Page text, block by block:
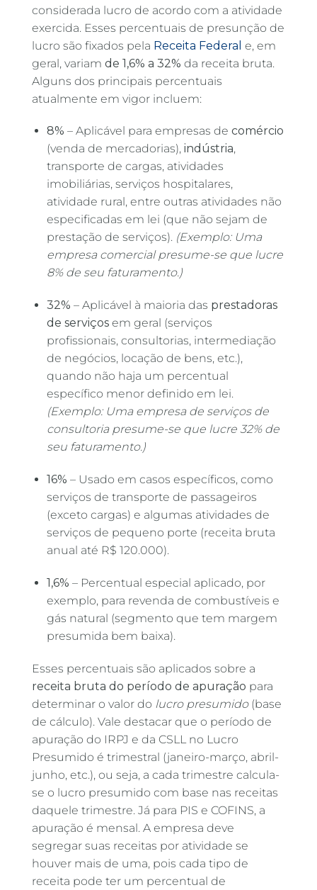
considerada lucro de acordo com a atividade
exercida. Esses percentuais de presunção de
lucro são fixados pela Receita Federal e, em
geral, variam de 1,6% a 32% da receita bruta.
Alguns dos principais percentuais
atualmente em vigor incluem:
8% – Aplicável para empresas de comércio
(venda de mercadorias), indústria,
transporte de cargas, atividades
imobiliárias, serviços hospitalares,
atividade rural, entre outras atividades não
especificadas em lei (que não sejam de
prestação de serviços). (Exemplo: Uma
empresa comercial presume-se que lucre
8% de seu faturamento.)
32% – Aplicável à maioria das prestadoras
de serviçosem geral (serviços
profissionais, consultorias, intermediação
de negócios, locação de bens, etc.),
quando não haja um percentual
específico menor definido em lei.
(Exemplo: Uma empresa de serviços de
consultoria presume-se que lucre 32% de
seu faturamento.)
16% – Usado em casos específicos, como
serviços de transporte de passageiros
(exceto cargas) e algumas atividades de
serviços de pequeno porte (receita bruta
anual até R$ 120.000).
1,6% – Percentual especial aplicado, por
exemplo, para revenda de combustíveis e
gás natural (segmento que tem margem
presumida bem baixa).
Esses percentuais são aplicados sobre a
receita bruta do período de apuração para
determinar o valor do lucro presumido(base
de cálculo). Vale destacar que o período de
apuração do IRPJ e da CSLL no Lucro
Presumido é trimestral (janeiro-março, abril-
junho, etc.), ou seja, a cada trimestre calcula-
se o lucro presumido com base nas receitas
daquele trimestre. Já para PIS e COFINS, a
apuração é mensal. A empresa deve
segregar suas receitas por atividade se
houver mais de uma, pois cada tipo de
receita pode ter um percentual de